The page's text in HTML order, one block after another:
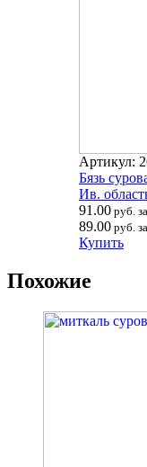
Артикул:
Бязь
Ив.
91.00 руб.
89.00 руб.
Купить
Похожие